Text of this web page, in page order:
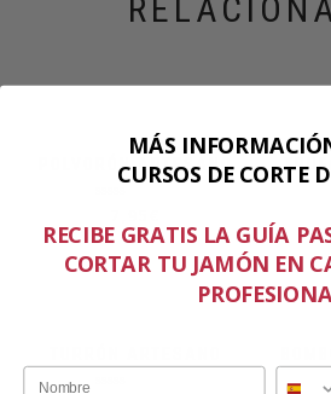
POLVORÓN ARTESANO
en
0
de
5
MÁS
CURSOS DE CORTE
RECIBE GRATIS LA GUÍA
CORTAR TU JAMÓN EN